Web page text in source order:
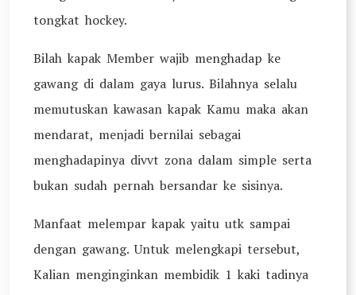
tongkat hockey.
Bilah kapak Member wajib menghadap ke
gawang di dalam gaya lurus. Bilahnya selalu
memutuskan kawasan kapak Kamu maka akan
mendarat, menjadi bernilai sebagai
menghadapinya divvt zona dalam simple serta
bukan sudah pernah bersandar ke sisinya.
Manfaat melempar kapak yaitu utk sampai
dengan gawang. Untuk melengkapi tersebut,
Kalian menginginkan membidik 1 kaki tadinya